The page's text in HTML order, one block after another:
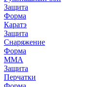
Защита
Форма
Каратэ
Защита
Снаряжение
Форма
ММА
Защита
Перчатки